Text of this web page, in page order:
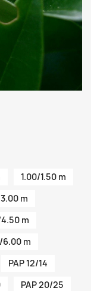
1.00/1.50 m
m
m
m
PAP 12/14
PAP 20/25